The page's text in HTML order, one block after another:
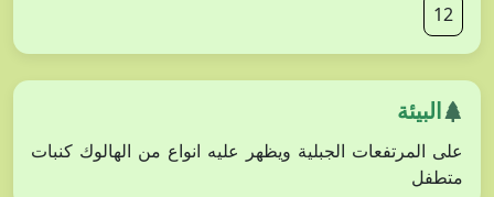
12
البيئة
على المرتفعات الجبلية ويظهر عليه انواع من الهالوك كنبات
متطفل